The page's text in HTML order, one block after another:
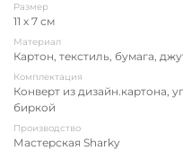
Размер
11 х 7 см
Материал
Картон, текстиль, бумага,
Комплектация
Конверт из дизайн.картона,
биркой
Производство
Мастерская Sharky